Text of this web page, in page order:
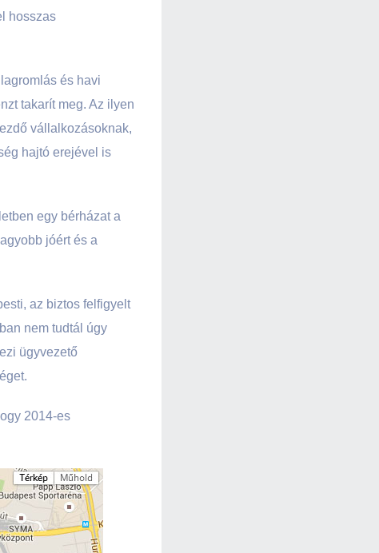
hosszas
és havi
takarít meg. Az ilyen
vállalkozásoknak,
hajtó erejével is
egy bérházat a
jóért és a
az biztos felfigyelt
nem tudtál úgy
ügyvezető
2014-es